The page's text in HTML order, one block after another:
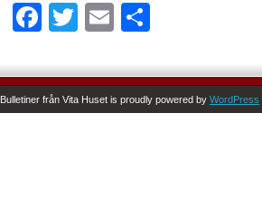
Facebook
TwitterEmail
Bulletiner från Vita Huset is proudly powered by WordPress